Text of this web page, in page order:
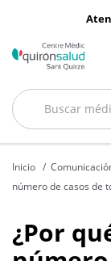
Buscar
Buscar
Inicio
número de casos de
¿Por
qué
¿Por